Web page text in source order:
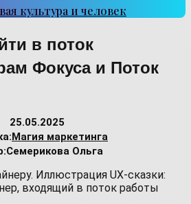
культура и человек
в поток
Фокуса и Поток
25.05.2025
Магия маркетинга
Семерикова Ольга